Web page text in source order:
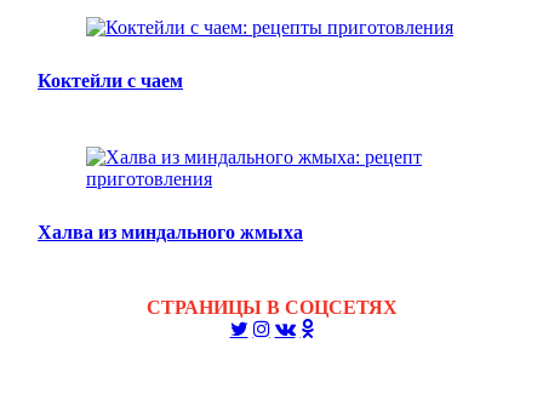
Коктейли с чаем
Халва из миндального жмыха
СТРАНИЦЫ В СОЦСЕТЯХ